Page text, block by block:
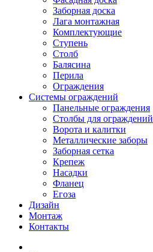
Заборная доска
Лага монтажная
Комплектующие
Ступень
Столб
Балясина
Перила
Ограждения
Системы ограждений
Панельные ограждения
Столбы для ограждений
Ворота и калитки
Металлические заборы
Заборная сетка
Крепеж
Насадки
Фланец
Егоза
Дизайн
Монтаж
Контакты